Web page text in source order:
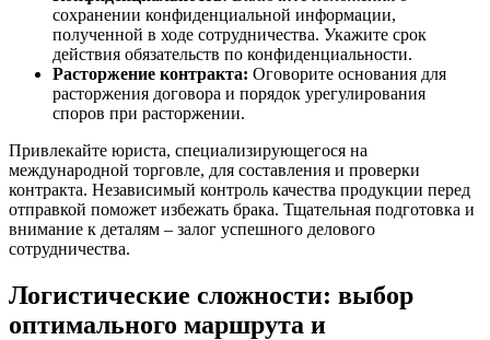
сохранении конфиденциальной информации,
полученной в ходе сотрудничества. Укажите срок
действия обязательств по конфиденциальности.
Расторжение контракта: Оговорите основания для
расторжения договора и порядок урегулирования
споров при расторжении.
Привлекайте юриста, специализирующегося на
международной торговле, для составления и проверки
контракта. Независимый контроль качества продукции перед
отправкой поможет избежать брака. Тщательная подготовка и
внимание к деталям – залог успешного делового
сотрудничества.
Логистические сложности: выбор
оптимального маршрута и